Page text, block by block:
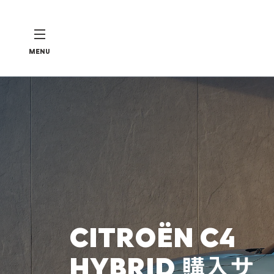
MENU
CITROËN C4
HYBRID 購入サ